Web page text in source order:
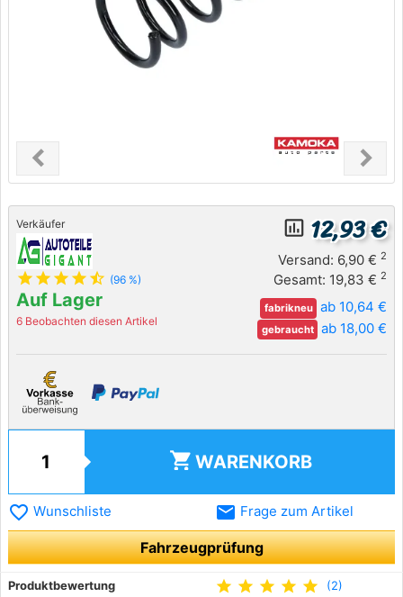
chevron_leftPrevious chevron_right
Next
Verkäufer
star star star star star_half (96 %)
Auf Lager
6 Beobachten diesen Artikel
insert_chart_outlined 12,93 €
Versand: 6,90 € 2
Gesamt: 19,83 € 2
fabrikneu ab 10,64 €
gebraucht ab 18,00 €
shopping_cart WARENKORB
favorite_border Wunschliste email Frage zum Artikel
Fahrzeugprüfung
Produktbewertung star star star star star (2)